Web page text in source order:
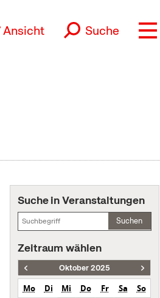
Ansicht Suche
Suche in Veranstaltungen
Suchen
Zeitraum wählen
Oktober 2025
Mo Di Mi Do Fr Sa
So